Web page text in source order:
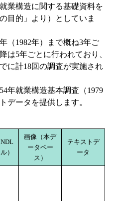
業構造に関する基礎資料を
目的」より）としていま
（1982年）まで概ね3年ご
は5年ごとに行われており、
に計18回の調査が実施され
年就業構造基本調査（1979
データを提供します。
）
画像（本デ
ータベー
ス）
テキストデ
ータ